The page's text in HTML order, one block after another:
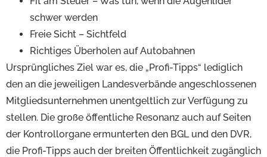
schwer werden
Freie Sicht – Sichtfeld
Richtiges Überholen auf Autobahnen
Ursprüngliches Ziel war es, die „Profi-Tipps“ lediglich
den an die jeweiligen Landesverbände angeschlossenen
Mitgliedsunternehmen unentgeltlich zur Verfügung zu
stellen. Die große öffentliche Resonanz auch auf Seiten
der Kontrollorgane ermunterten den BGL und den DVR,
die Profi-Tipps auch der breiten Öffentlichkeit zugänglich